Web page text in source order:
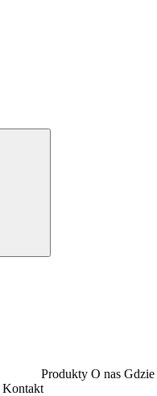
Produkty O nas Gdzie
Kontakt